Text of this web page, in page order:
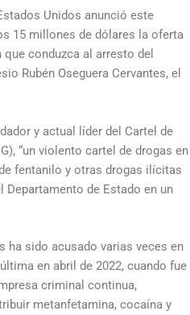
Unidos anunció este
15 millones de dólares la oferta
conduzca al arresto del
Rubén Oseguera Cervantes, el
y actual líder del Cartel de
“un violento cartel de drogas en
fentanilo y otras drogas ilícitas
Departamento de Estado en un
ha sido acusado varias veces en
en abril de 2022, cuando fue
criminal continua,
metanfetamina, cocaína y